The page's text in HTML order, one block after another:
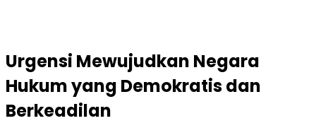
Urgensi Mewujudkan Negara
Hukum yang Demokratis dan
Berkeadilan